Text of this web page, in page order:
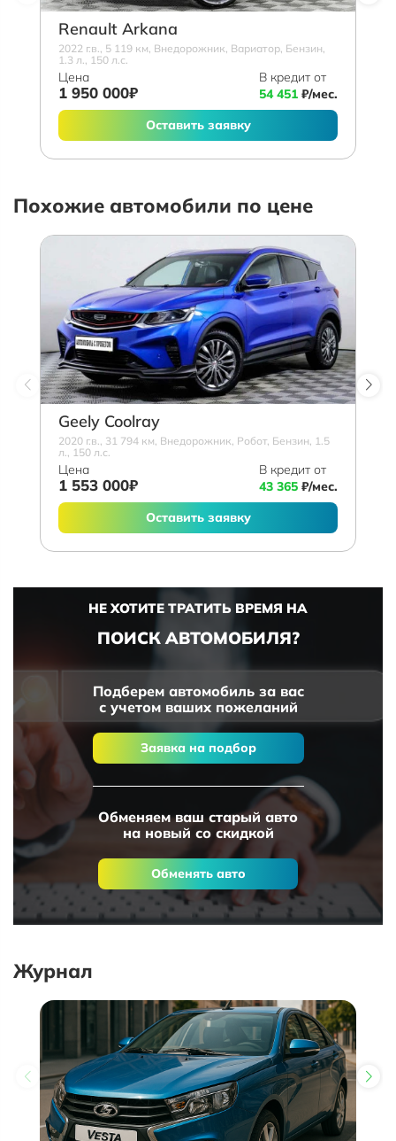
Renault Arkana
2022 г.в., 5 119 км, Внедорожник, Вариатор, Бензин,
1.3 л., 150 л.с.
Цена
1 950 000₽
В кредит от
54 451 ₽/мес.
Оставить заявку
Похожие автомобили по цене
Geely Coolray
2020 г.в., 31 794 км, Внедорожник, Робот, Бензин, 1.5
л., 150 л.с.
Цена
1 553 000₽
В кредит от
43 365 ₽/мес.
Оставить заявку
НЕ ХОТИТЕ ТРАТИТЬ ВРЕМЯ НА
ПОИСК АВТОМОБИЛЯ?
Подберем автомобиль за вас
с учетом ваших пожеланий
Заявка на подбор
Обменяем ваш старый авто
на новый со скидкой
Обменять авто
Журнал